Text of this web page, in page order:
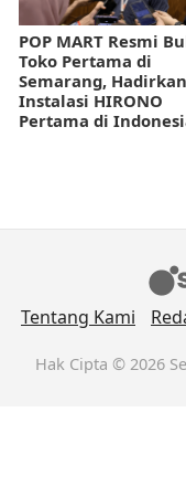
POP MART Resmi
Toko Pertama di
Semarang, Hadirkan
Instalasi HIRONO
Pertama di
Tentang Kami
Hak Cipta © 2026